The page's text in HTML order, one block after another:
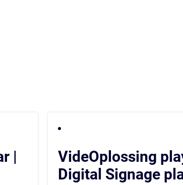
|
VideOplossing
Digital Signage